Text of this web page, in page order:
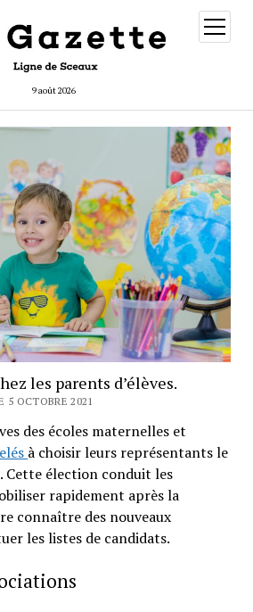
9 août 2026
ouvrir
menu
les parents d’élèves.
5 OCTOBRE 2021
des écoles maternelles et
à choisir leurs représentants le
Cette élection conduit les
rapidement après la
connaître des nouveaux
les listes de candidats.